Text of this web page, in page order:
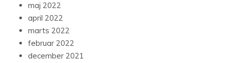
maj 2022
april 2022
marts 2022
februar 2022
december 2021